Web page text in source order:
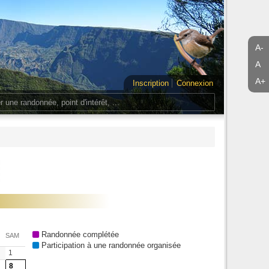
A-
A
A+
Inscription
Connexion
SAM
1
8
Randonnée complétée
Participation à une randonnée organisée